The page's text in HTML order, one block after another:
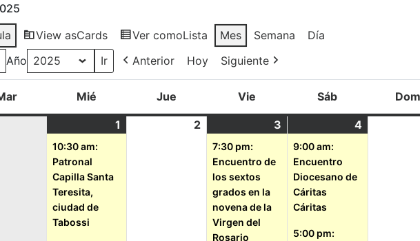
View asCards Ver comoLista Mes Semana
Día
Año Anterior Hoy Siguiente
Mié Jue Vie Sáb Dom
1
10:30 am:
Patronal
Capilla Santa
Teresita,
ciudad de
Tabossi
2 3
7:30 pm:
Encuentro de
los sextos
grados en la
novena de la
Virgen del
Rosario
4
9:00 am:
Encuentro
Diocesano de
Cáritas
Cáritas
5:00 pm: